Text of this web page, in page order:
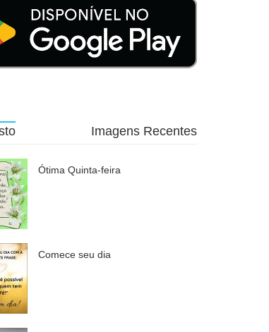
Imagens Recentes
Ótima Quinta-feira
Comece seu dia